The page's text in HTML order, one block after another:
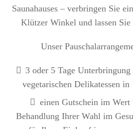
Saunahauses – verbringen Sie
Klützer Winkel und lassen Sie
Unser
3 oder 5 Tage
vegetarischen Delikatessen
einen Gutschein im
Behandlung Ihrer Wahl im